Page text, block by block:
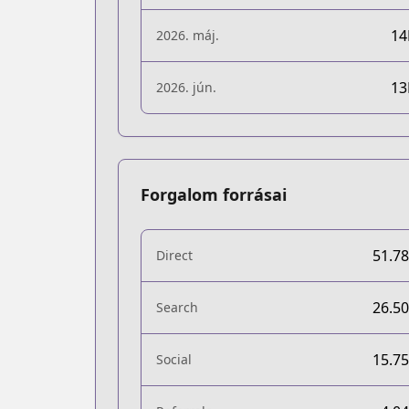
2026. máj.
2026. jún.
Forgalom forrásai
Direct
Search
Social